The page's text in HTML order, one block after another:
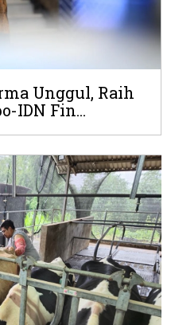
Unggul, Raih
IDN Fin...